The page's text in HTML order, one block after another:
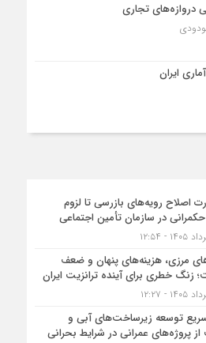
دروازه‌های تجاری
ایران
اصلاح رویه‌های بازرسی تا لزوم
در سازمان تأمین اجتماعی
مرزی، هزینه‌های پنهان و ضعف
زنگ خطری برای آینده ترانزیت ایران
توسعه زیرساخت‌های آبی و
پروژه‌های عمرانی در شرایط بحرانی